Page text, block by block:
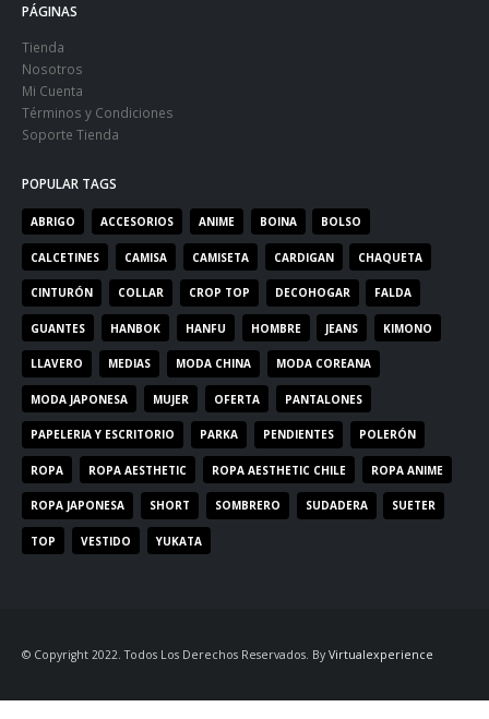
PÁGINAS
Tienda
Nosotros
Mi Cuenta
Términos y Condiciones
Soporte Tienda
POPULAR TAGS
ABRIGO ACCESORIOS ANIME BOINA BOLSO
CALCETINES CAMISA CAMISETA CARDIGAN CHAQUETA
CINTURÓN COLLAR CROP TOP DECOHOGAR FALDA
GUANTES HANBOK HANFU HOMBRE JEANS KIMONO
LLAVERO MEDIAS MODA CHINA MODA COREANA
MODA JAPONESA MUJER OFERTA PANTALONES
PAPELERIA Y ESCRITORIO PARKA PENDIENTES POLERÓN
ROPA ROPA AESTHETIC ROPA AESTHETIC CHILE ROPA ANIME
ROPA JAPONESA SHORT SOMBRERO SUDADERA SUETER
TOP VESTIDO YUKATA
© Copyright 2022. Todos Los Derechos Reservados. By Virtualexperience